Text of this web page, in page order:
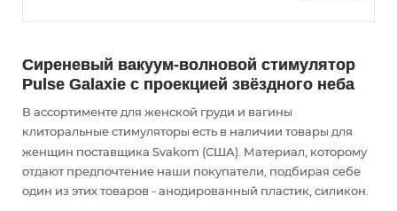
Сиреневый вакуум-волновой стимулятор
Pulse Galaxie с проекцией звёздного неба
В ассортименте для женской груди и вагины
клиторальные стимуляторы есть в наличии товары для
женщин поставщика Svakom (США). Материал, которому
отдают предпочтение наши покупатели, подбирая себе
один из этих товаров - анодированный пластик, силикон.